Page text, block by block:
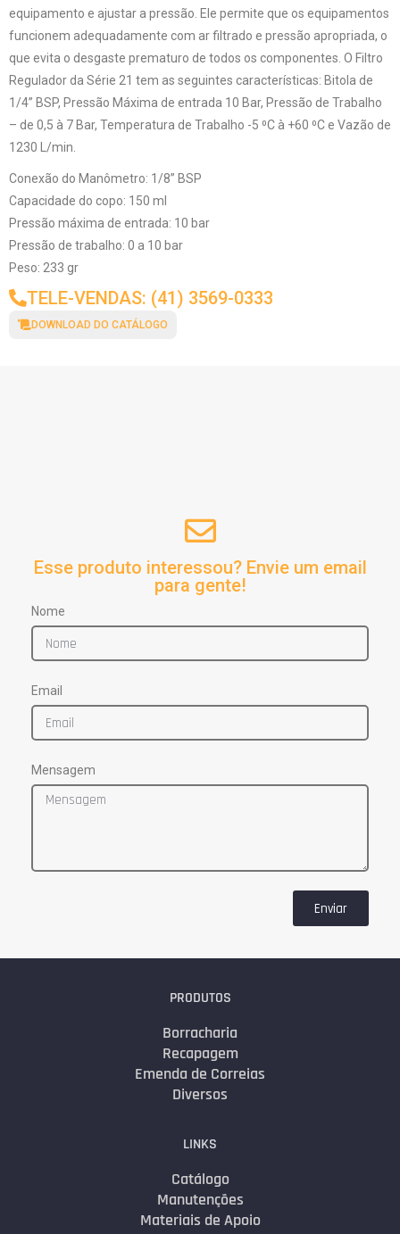
equipamento e ajustar a pressão. Ele permite que os equipamentos
funcionem adequadamente com ar filtrado e pressão apropriada, o
que evita o desgaste prematuro de todos os componentes. O Filtro
Regulador da Série 21 tem as seguintes características: Bitola de
1/4” BSP, Pressão Máxima de entrada 10 Bar, Pressão de Trabalho
– de 0,5 à 7 Bar, Temperatura de Trabalho -5 ⁰C à +60 ⁰C e Vazão de
1230 L/min.
Conexão do Manômetro: 1/8” BSP
Capacidade do copo: 150 ml
Pressão máxima de entrada: 10 bar
Pressão de trabalho: 0 a 10 bar
Peso: 233 gr
TELE-VENDAS: (41) 3569-0333
DOWNLOAD DO CATÁLOGO
Esse produto interessou? Envie um email
para gente!
Nome
Email
Mensagem
Enviar
PRODUTOS
Borracharia
Recapagem
Emenda de Correias
Diversos
LINKS
Catálogo
Manutenções
Materiais de Apoio